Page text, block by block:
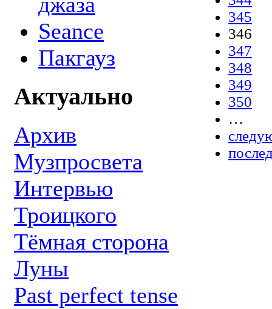
Seance
Пакгауз
Актуально
Архив
Музпросвета
Интервью
Троицкого
Тёмная сторона
Луны
Past perfect tense
345
346
347
348
349
350
…